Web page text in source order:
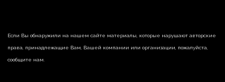
Если Вы обнаружили на нашем сайте материалы, которые нарушают авторские
права, принадлежащие Вам, Вашей компании или организации, пожалуйста,
сообщите нам.